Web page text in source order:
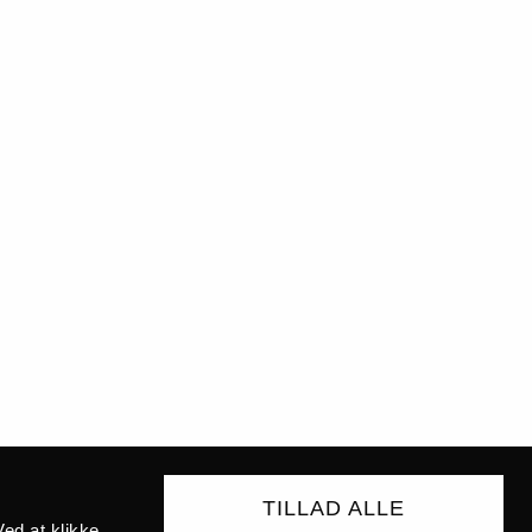
TILLAD ALLE